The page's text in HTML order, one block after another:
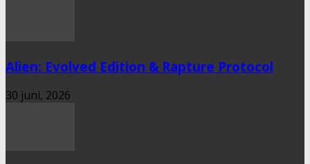
Alien: Evolved Edition & Rapture Protocol
30 juni, 2026